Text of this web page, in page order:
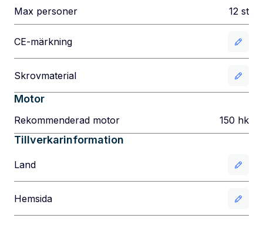
Max personer 12 st
CE-märkning
Skrovmaterial
Motor
Rekommenderad motor 150 hk
Tillverkarinformation
Land
Hemsida